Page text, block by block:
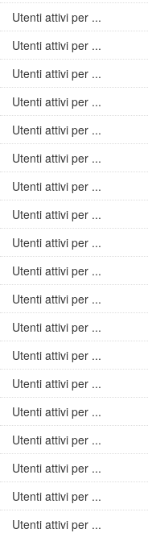
Utenti attivi per ...
Utenti attivi per ...
Utenti attivi per ...
Utenti attivi per ...
Utenti attivi per ...
Utenti attivi per ...
Utenti attivi per ...
Utenti attivi per ...
Utenti attivi per ...
Utenti attivi per ...
Utenti attivi per ...
Utenti attivi per ...
Utenti attivi per ...
Utenti attivi per ...
Utenti attivi per ...
Utenti attivi per ...
Utenti attivi per ...
Utenti attivi per ...
Utenti attivi per ...